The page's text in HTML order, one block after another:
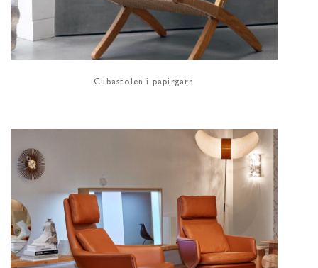
Cubastolen i papirgarn